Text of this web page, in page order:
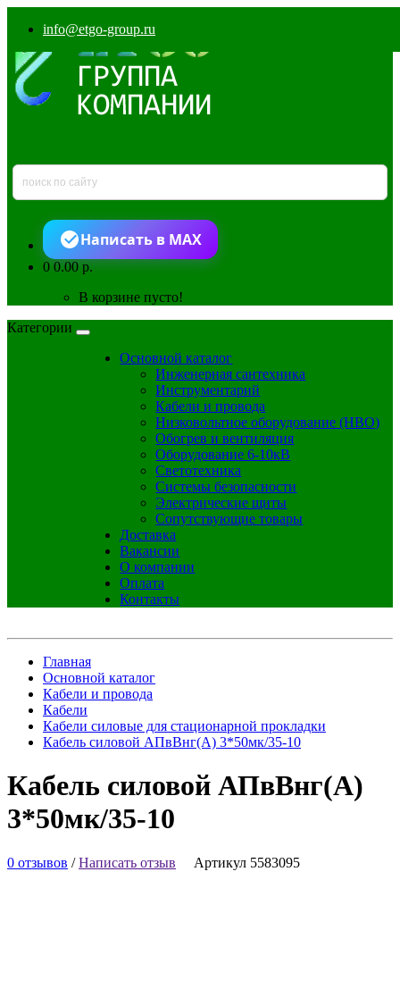
info@etgo-group.ru
Написать в MAX
00.00 р.
В корзине пусто!
Категории
Основной каталог
Инженерная сантехника
Инструментарий
Кабели и провода
Низковольтное оборудование (НВО)
Обогрев и вентиляция
Оборудование 6-10кВ
Светотехника
Системы безопасности
Электрические щиты
Сопутствующие товары
Доставка
Вакансии
О компании
Оплата
Контакты
Главная
Основной каталог
Кабели и провода
Кабели
Кабели силовые для стационарной прокладки
Кабель силовой АПвВнг(А) 3*50мк/35-10
Кабель силовой АПвВнг(А)
3*50мк/35-10
0 отзывов /Написать отзыв Артикул 5583095